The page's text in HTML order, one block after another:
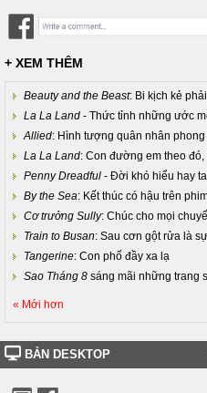
+ XEM THÊM
Beauty and the Beast: Bi kịch kẻ
La La Land - Thức tỉnh những ước
Allied: Hình tượng quân nhân phong
La La Land: Con đường em theo
Penny Dreadful - Đời khó hiểu hay
By the Sea: Kết thúc có hậu trên
Cơ trưởng Sully: Chúc cho mọi
Train to Busan: Sau cơn gột rửa là
Tangerine: Con phố đầy xa lạ
Sao Tháng 8 sáng mãi những trang
« Mới hơn
BẢN DESKTOP